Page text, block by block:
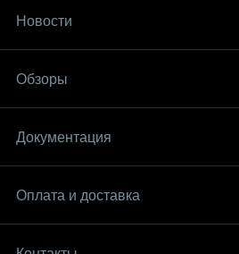
Новости
Обзоры
Документация
Оплата и доставка